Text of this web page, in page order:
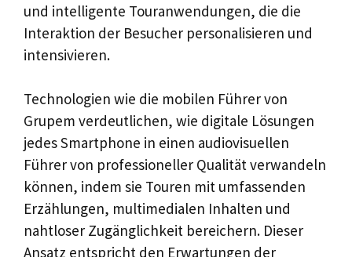
und intelligente Touranwendungen, die die
Interaktion der Besucher personalisieren und
intensivieren.
Technologien wie die mobilen Führer von
Grupem verdeutlichen, wie digitale Lösungen
jedes Smartphone in einen audiovisuellen
Führer von professioneller Qualität verwandeln
können, indem sie Touren mit umfassenden
Erzählungen, multimedialen Inhalten und
nahtloser Zugänglichkeit bereichern. Dieser
Ansatz entspricht den Erwartungen der